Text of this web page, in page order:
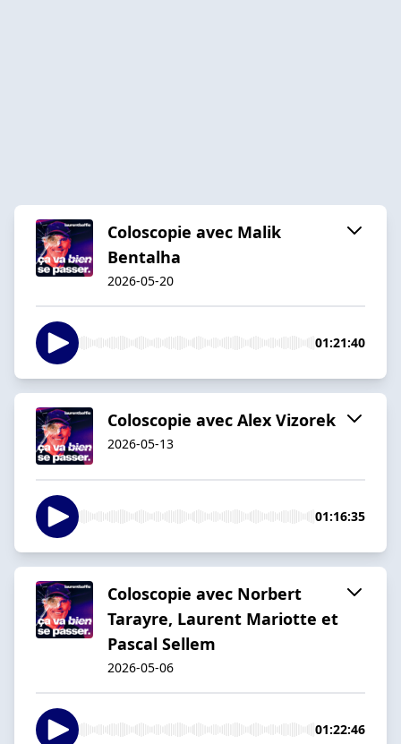
Coloscopie avec Malik
Bentalha
2026-05-20
01:21:40
Coloscopie avec Alex Vizorek
2026-05-13
01:16:35
Coloscopie avec Norbert
Tarayre, Laurent Mariotte et
Pascal Sellem
2026-05-06
01:22:46